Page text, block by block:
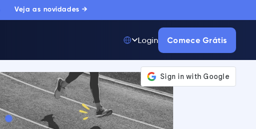
Veja as novidades →
Login Comece Grátis